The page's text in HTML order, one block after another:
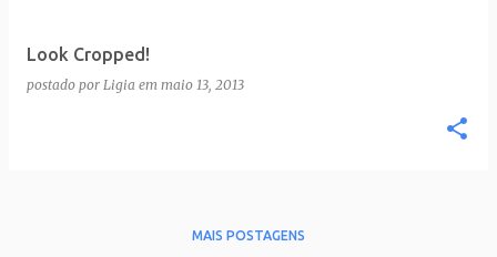
Look Cropped!
postado por Ligia em maio 13, 2013
MAIS POSTAGENS